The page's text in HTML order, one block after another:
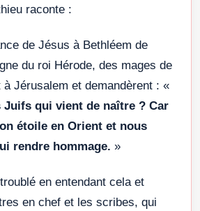
raconte :
de Jésus à Bethléem de
du roi Hérode, des mages de
à Jérusalem et demandèrent : «
Juifs qui vient de naître ? Car
étoile en Orient et nous
rendre hommage. »
en entendant cela et
en chef et les scribes, qui